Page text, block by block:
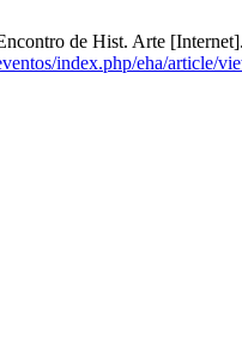
de Hist. Arte
index.php/eha/article/